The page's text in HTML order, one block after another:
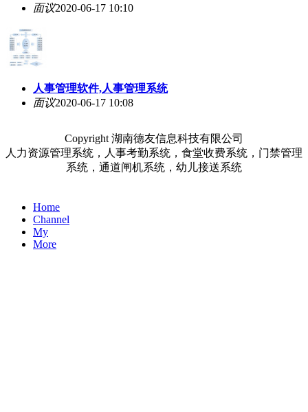
面议2020-06-17 10:10
人事管理软件,人事管理系统
面议2020-06-17 10:08
Copyright 湖南德友信息科技有限公司
人力资源管理系统，人事考勤系统，食堂收费系统，门禁管理
系统，通道闸机系统，幼儿接送系统
Home
Channel
My
More